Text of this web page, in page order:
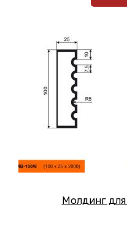
Молдинг